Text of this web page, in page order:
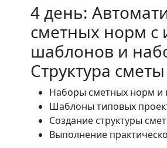
4 день:
сметных норм с
шаблонов и
Структура сметы
Наборы сметных норм и
Шаблоны типовых
Создание структуры
Выполнение